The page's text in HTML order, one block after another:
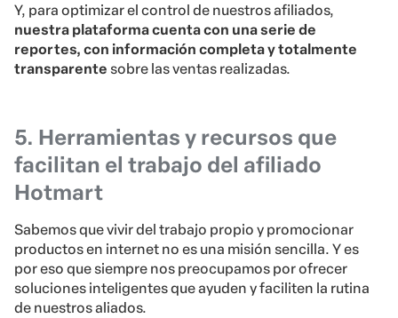
Y, para optimizar el control de nuestros afiliados,
nuestra plataforma cuenta con una serie de
reportes, con información completa y totalmente
transparente sobre las ventas realizadas.
5. Herramientas y recursos que
facilitan el trabajo del afiliado
Hotmart
Sabemos que vivir del trabajo propio y promocionar
productos en internet no es una misión sencilla. Y es
por eso que siempre nos preocupamos por ofrecer
soluciones inteligentes que ayuden y faciliten la rutina
de nuestros aliados.